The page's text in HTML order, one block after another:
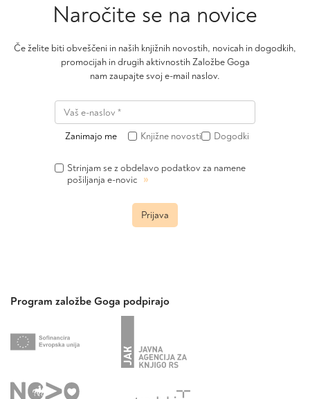
Naročite se na novice
Če želite biti obveščeni in naših knjižnih novostih, novicah in dogodkih,
promocijah in drugih aktivnostih Založbe Goga
nam zaupajte svoj e-mail naslov.
Zanimajo me Knjižne novosti Dogodki
Strinjam se z obdelavo podatkov za namene
pošiljanja e-novic »
Prijava
Program založbe Goga podpirajo